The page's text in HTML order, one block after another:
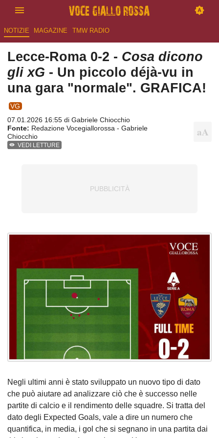
NOTIZIE MAGAZINE TMW RADIO
Lecce-Roma 0-2 - Cosa dicono
gli xG - Un piccolo déjà-vu in
una gara "normale". GRAFICA!
VG
07.01.2026 16:55 di Gabriele Chiocchio
Fonte: Redazione Vocegiallorossa - Gabriele
Chiocchio
VEDI LETTURE
Negli ultimi anni è stato sviluppato un nuovo tipo di dato
che può aiutare ad analizzare ciò che è successo nelle
partite di calcio e il rendimento delle squadre. Si tratta del
dato degli Expected Goals, vale a dire un numero che
quantifica, in media, i gol che si segnano in una partita dai